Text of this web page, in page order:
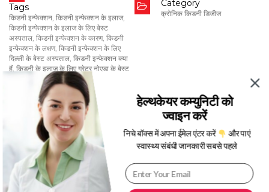
Tags
किडनी इन्फेक्शन, किडनी इन्फेक्शन के इलाज,
किडनी इन्फेक्शन के इलाज के लिए बेस्ट
अस्पताल, किडनी इन्फेक्शन के कारण, किडनी
इन्फेक्शन के लक्षण, किडनी इन्फेक्शन के लिए
दिल्ली के बेस्ट अस्पताल, किडनी इन्फेक्शन क्या
हैं, किडनी के इलाज के लिए ग्रेटर नोएडा के बेस्ट
किडनी कैंसर का खतरा
Category
क्रोनिक किडनी डिजीज
Date
Feb 21, 2024
Written By Tanya Kohli
हेल्थकेयर कम्युनिटी को
ज्वाइन करें
निचे बॉक्स में अपना ईमेल एंटर करें
और पाएं
स्वास्थ्य संबंधी जानकारी सबसे पहले